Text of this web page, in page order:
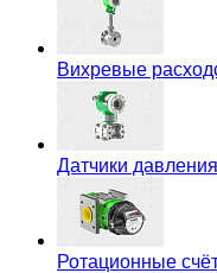
Вихревые
Датчики давления
Ротационные